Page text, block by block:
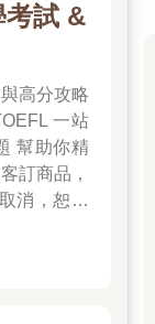
考試 &
高分攻略
一站
消，恕不
，請勿下